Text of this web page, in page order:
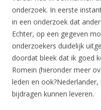
onderzoek. In eerste
in een onderzoek dat
Echter, op een gegeven
onderzoekers duidelijk
doordat bleek dat ik goed
Romein (hieronder meer
leden en
bijdragen kunnen leveren.